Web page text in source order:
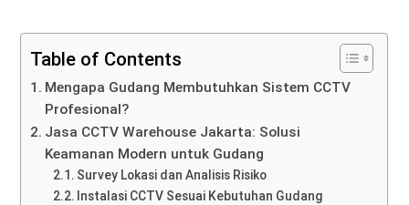
Table of Contents
Mengapa Gudang Membutuhkan Sistem CCTV
Profesional?
Jasa CCTV Warehouse Jakarta: Solusi
Keamanan Modern untuk Gudang
Survey Lokasi dan Analisis Risiko
Instalasi CCTV Sesuai Kebutuhan Gudang